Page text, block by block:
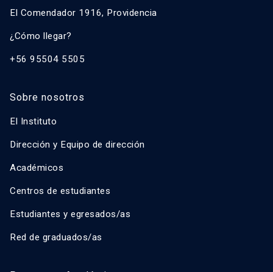
El Comendador 1916, Providencia
¿Cómo llegar?
+56 95504 5505
Sobre nosotros
El Instituto
Dirección y Equipo de dirección
Académicos
Centros de estudiantes
Estudiantes y egresados/as
Red de graduados/as